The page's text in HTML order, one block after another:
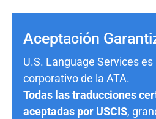
Aceptación
U.S. Language Services
corporativo de la ATA.
Todas las traducciones
aceptadas por USCIS,